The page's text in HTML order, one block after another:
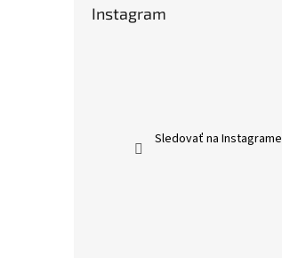
Instagram
Sledovať na Instagrame